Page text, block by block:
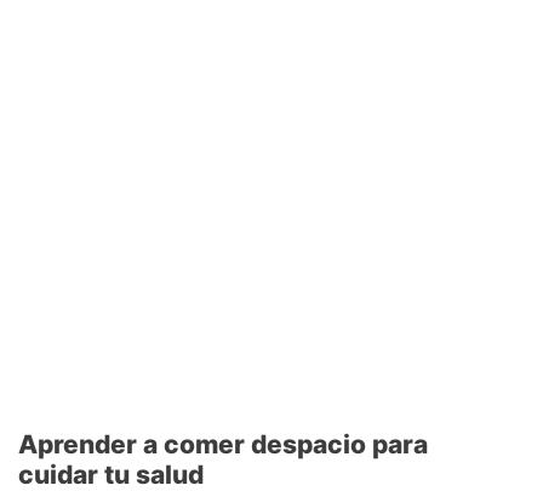
Aprender a comer despacio para
cuidar tu salud